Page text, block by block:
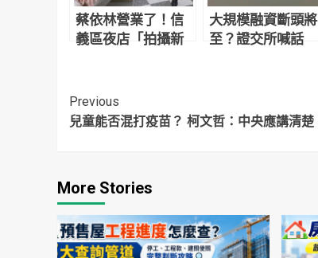
蔡依林營業了！信
義區夜店「拍攝新
掉
大規模融資斷頭將
至？證交所喊話
Continue
Reading
Previous
兒童能否混打疫苗？ 柯文哲：中央應講清楚
More Stories